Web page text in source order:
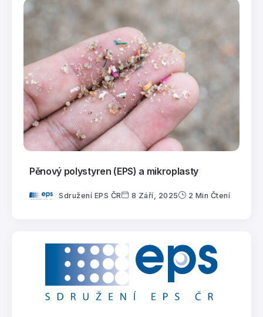
Pěnový polystyren (EPS) a mikroplasty
Sdružení EPS ČR 8 Září, 2025 2 Min Čtení